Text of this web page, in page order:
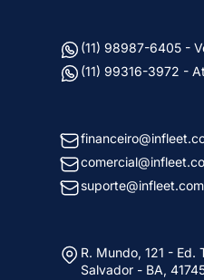
(11) 98987-6405 -
(11) 99316-3972 -
R. Mundo, 121 - Ed.
Salvador - BA,